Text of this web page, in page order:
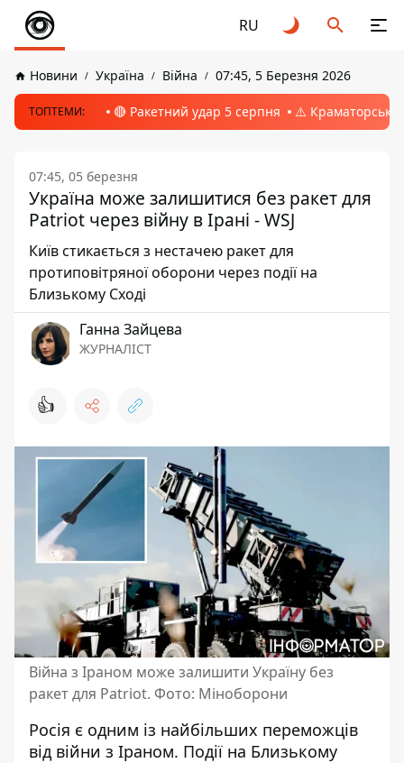
RU
Новини Україна Війна 07:45, 5 Березня 2026
ТОПТЕМИ: 🔴 Ракетний удар 5 серпня ⚠️ Краматорськ,
07:45, 05 березня
Україна може залишитися без ракет для
Patriot через війну в Ірані - WSJ
Київ стикається з нестачею ракет для
протиповітряної оборони через події на
Близькому Сході
Ганна Зайцева
ЖУРНАЛІСТ
👍
Війна з Іраном може залишити Україну без
ракет для Patriot. Фото: Міноборони
Росія є одним із найбільших переможців
від війни з Іраном. Події на Близькому